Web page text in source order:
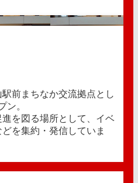
前まちなか交流拠点とし
ン。
を図る場所として、イベ
を集約・発信していま